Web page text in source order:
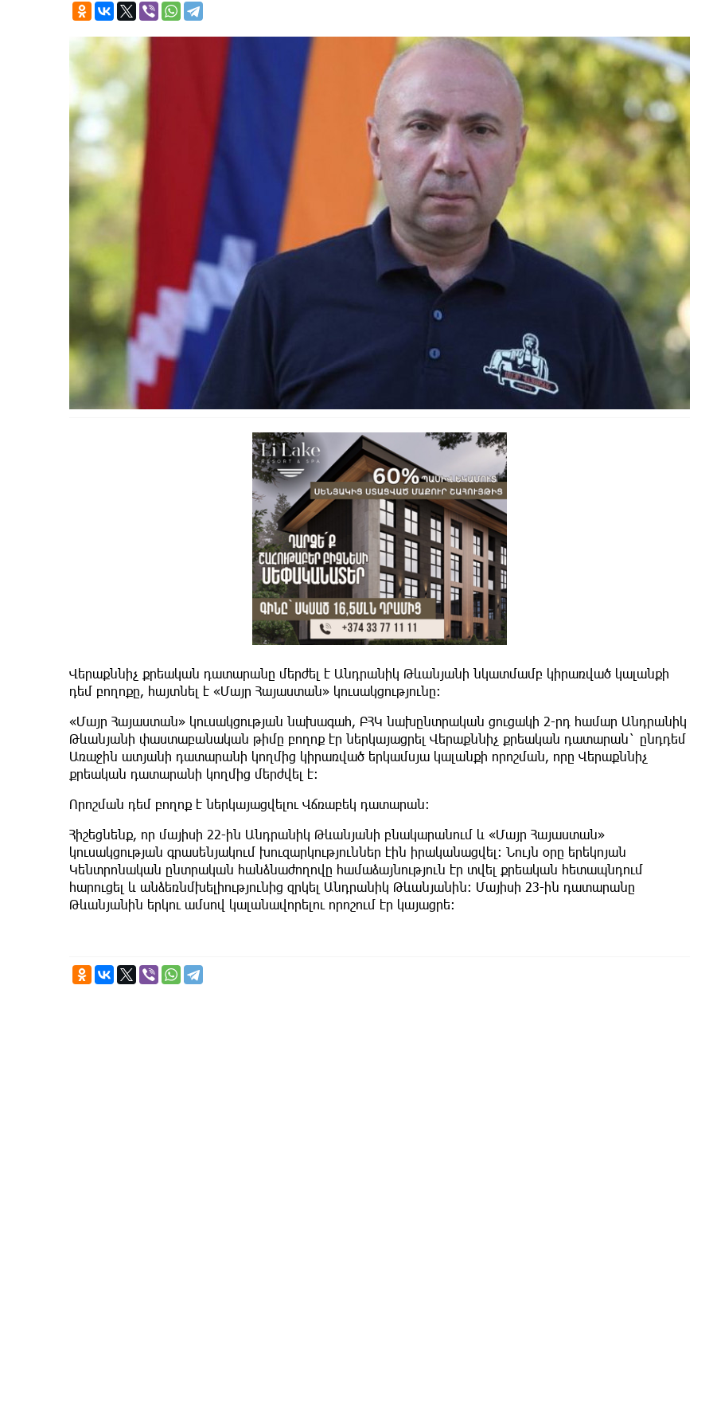
Վերաքննիչ քրեական դատարանը մերժել է Անդրանիկ Թևանյանի նկատմամբ կիրառված կալանքի
դեմ բողոքը, հայտնել է «Մայր Հայաստան» կուսակցությունը։
«Մայր Հայաստան» կուսակցության նախագահ, ԲՀԿ նախընտրական ցուցակի 2-րդ համար Անդրանիկ
Թևանյանի փաստաբանական թիմը բողոք էր ներկայացրել Վերաքննիչ քրեական դատարան` ընդդեմ
Առաջին ատյանի դատարանի կողմից կիրառված երկամսյա կալանքի որոշման, որը Վերաքննիչ
քրեական դատարանի կողմից մերժվել է։
Որոշման դեմ բողոք է ներկայացվելու Վճռաբեկ դատարան։
Հիշեցնենք, որ մայիսի 22-ին Անդրանիկ Թևանյանի բնակարանում և «Մայր Հայաստան»
կուսակցության գրասենյակում խուզարկություններ էին իրականացվել։ Նույն օրը երեկոյան
Կենտրոնական ընտրական հանձնաժողովը համաձայնություն էր տվել քրեական հետապնդում
հարուցել և անձեռնմխելիությունից զրկել Անդրանիկ Թևանյանին։ Մայիսի 23-ին դատարանը
Թևանյանին երկու ամսով կալանավորելու որոշում էր կայացրե։